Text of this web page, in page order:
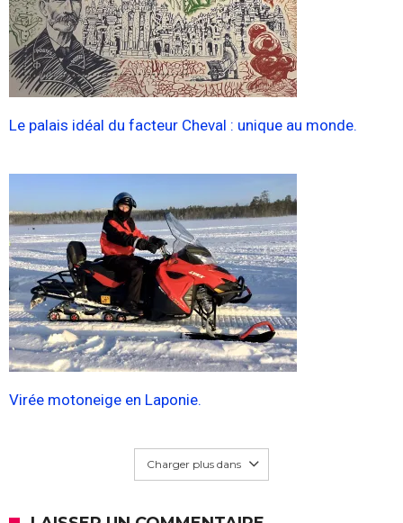
Le palais idéal du facteur Cheval : unique au monde.
Virée motoneige en Laponie.
Charger plus dans